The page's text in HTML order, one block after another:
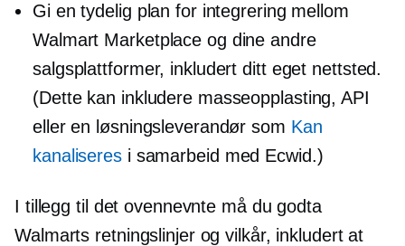
Gi en tydelig plan for integrering mellom
Walmart Marketplace og dine andre
salgsplattformer, inkludert ditt eget nettsted.
(Dette kan inkludere masseopplasting, API
eller en løsningsleverandør som Kan
kanaliseresi samarbeid med Ecwid.)
I tillegg til det ovennevnte må du godta
Walmarts retningslinjer og vilkår, inkludert at